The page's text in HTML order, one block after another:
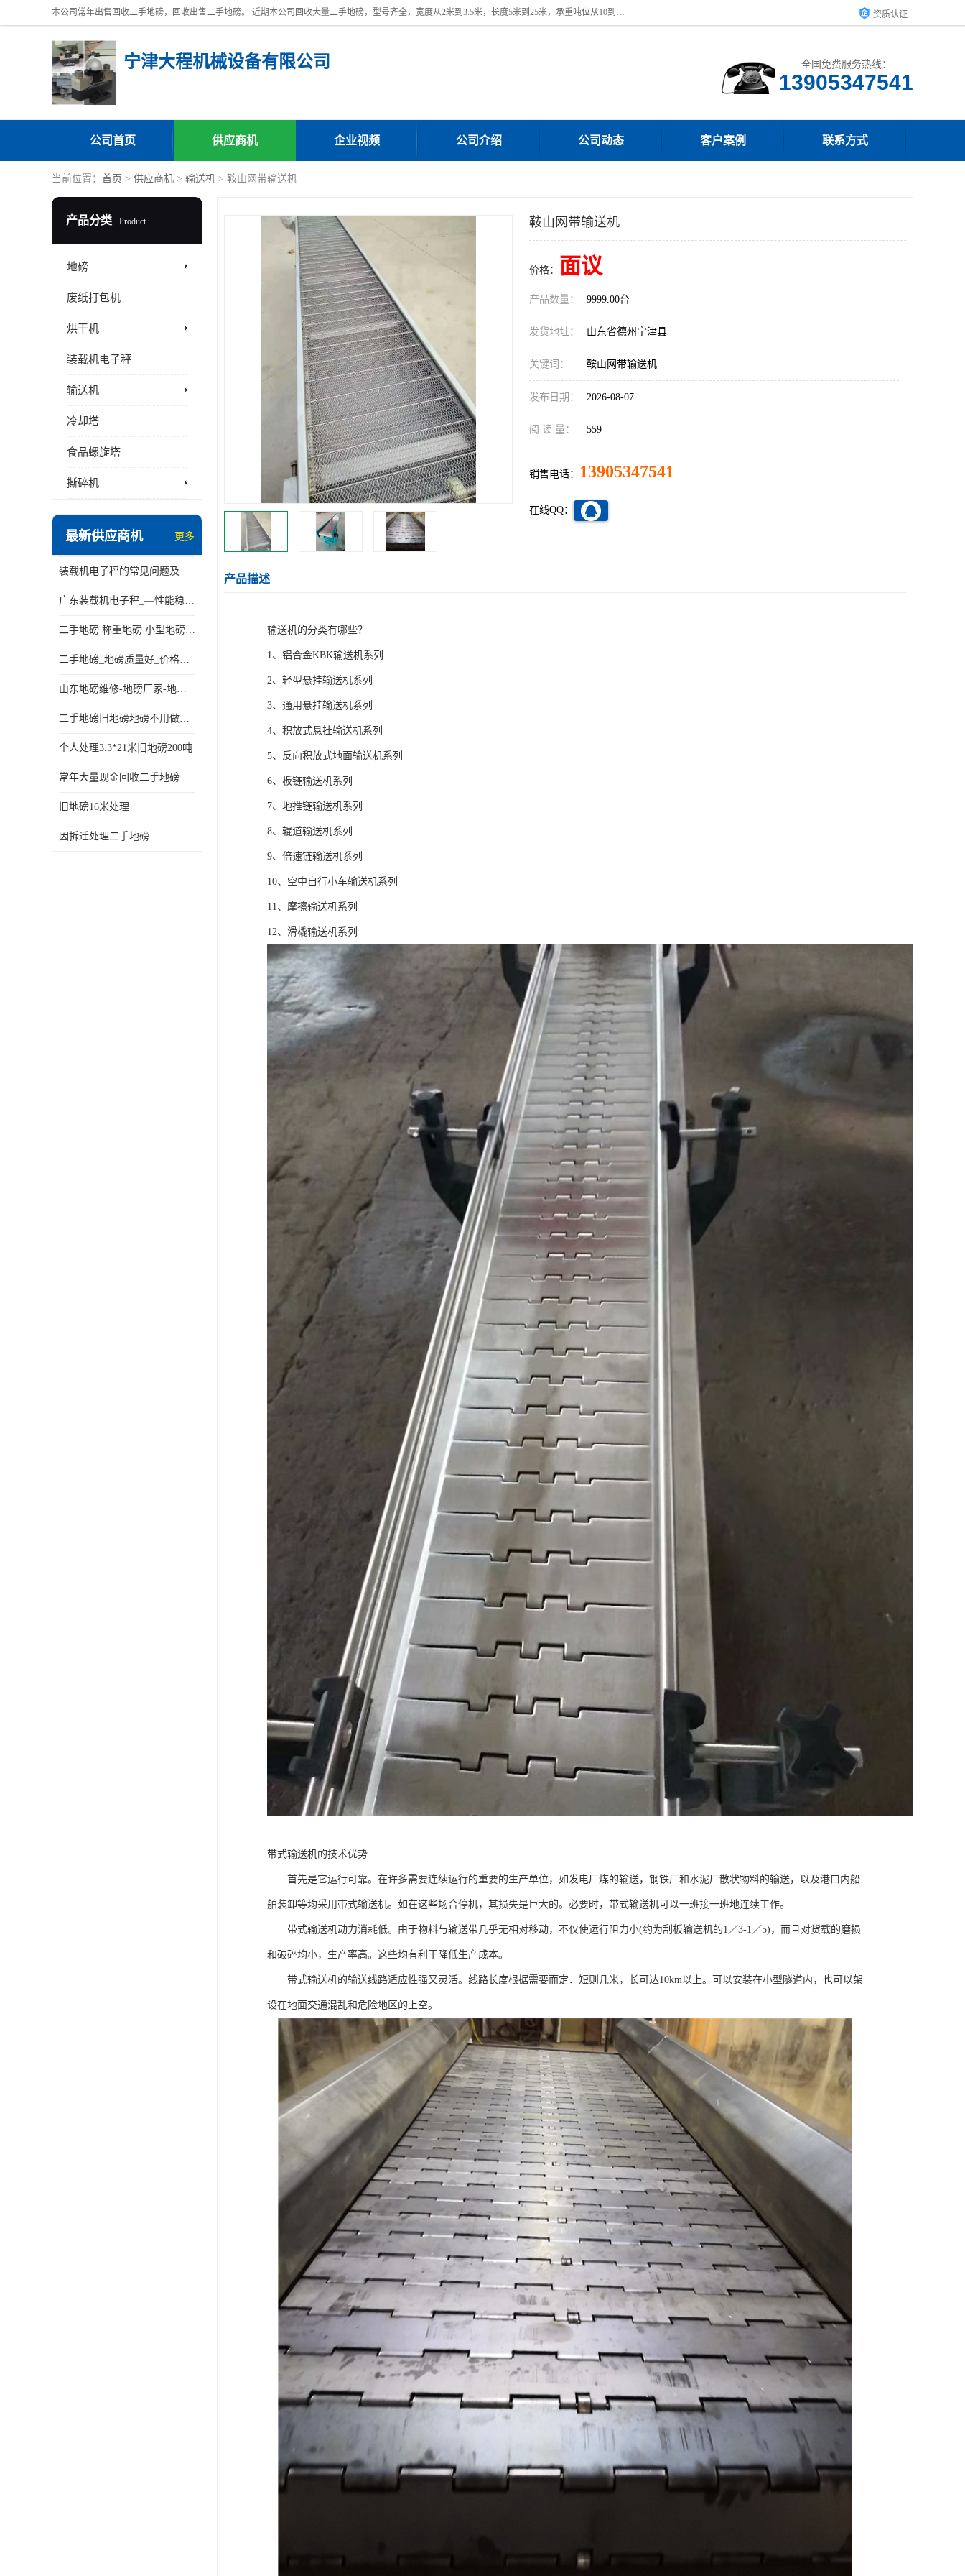
本公司常年出售回收二手地磅，回收出售二手地磅。 近期本公司回收大量二手地磅，型号齐全，宽度从2米到3.5米，长度5米到25米，承重吨位从10到200吨，成色7—9成新。 ? 使用年限6个月至2年，产品来源于个人闲置品，工矿企业停用品，因小换大而来。 精准度和新的一样， 二手地磅是内行人的选择，打个电话就省钱朋友您好等什么 资质认证
宁津大程机械设备有限公司 全国免费服务热线：
13905347541
公司首页 供应商机 企业视频 公司介绍 公司动态 客户案例 联系方式
当前位置： 首页 > 供应商机 > 输送机 > 鞍山网带输送机
产品分类 Product
地磅
废纸打包机
烘干机
装载机电子秤
输送机
冷却塔
食品螺旋塔
撕碎机
最新供应商机 更多
装载机电子秤的常见问题及解决方法介绍
广东装载机电子秤_—性能稳定—操作简单—品质可靠
二手地磅 称重地磅 小型地磅 一百吨地磅
二手地磅_地磅质量好_价格便宜这里找【地磅行家】
山东地磅维修-地磅厂家-地磅价格-二手地磅
二手地磅旧地磅地磅不用做地基
个人处理3.3*21米旧地磅200吨
常年大量现金回收二手地磅
旧地磅16米处理
因拆迁处理二手地磅
鞍山网带输送机
价格： 面议
产品数量： 9999.00台
发货地址： 山东省德州宁津县
关键词： 鞍山网带输送机
发布日期： 2026-08-07
阅 读 量： 559
销售电话： 13905347541
在线QQ：
产品描述
输送机的分类有哪些？
1、铝合金KBK输送机系列
2、轻型悬挂输送机系列
3、通用悬挂输送机系列
4、积放式悬挂输送机系列
5、反向积放式地面输送机系列
6、板链输送机系列
7、地推链输送机系列
8、辊道输送机系列
9、倍速链输送机系列
10、空中自行小车输送机系列
11、摩擦输送机系列
12、滑橇输送机系列
带式输送机的技术优势
首先是它运行可靠。在许多需要连续运行的重要的生产单位，如发电厂煤的输送，钢铁厂和水泥厂散状物料的输送，以及港口内船
舶装卸等均采用带式输送机。如在这些场合停机，其损失是巨大的。必要时，带式输送机可以一班接一班地连续工作。
带式输送机动力消耗低。由于物料与输送带几乎无相对移动，不仅使运行阻力小(约为刮板输送机的1／3-1／5)，而且对货载的磨损
和破碎均小，生产率高。这些均有利于降低生产成本。
带式输送机的输送线路适应性强又灵活。线路长度根据需要而定．短则几米，长可达10km以上。可以安装在小型隧道内，也可以架
设在地面交通混乱和危险地区的上空。